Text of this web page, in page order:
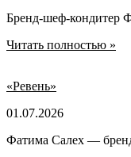
Бренд-шеф-кондитер
Читать полностью »
«Ревень»
01.07.2026
Фатима Салех —